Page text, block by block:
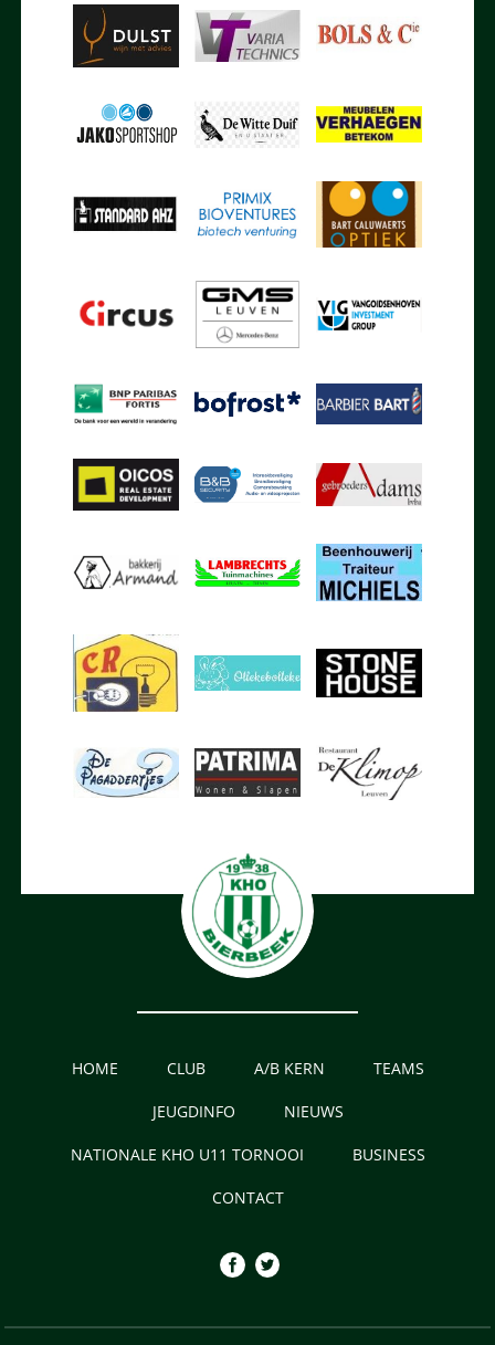
HOME CLUB A/B KERN TEAMS
JEUGDINFO NIEUWS
NATIONALE KHO U11 TORNOOI BUSINESS
CONTACT